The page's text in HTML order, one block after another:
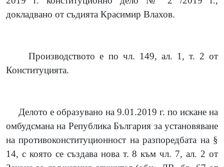
докладвано от съдията Красимир Влахов.
Производството е по чл. 149, ал. 1, т. 2 от
Конституцията.
Делото е образувано на 9.01.2019 г. по искане на
омбудсмана на Република България за установяване
на противоконституционност на разпоредбата на §
14, с която се създава нова т. 8 към чл. 7, ал. 2 от